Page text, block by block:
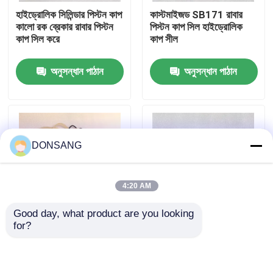
আমাদের সম্পর্কে
কারখানা ভ্রমণ
যোগাযোগ করুন
হাইড্রোলিক রক ব্রেকার
হাইড্রোলিক সিলিন্ডার পিস্টন কাপ
কালো রক ব্রেকার রাবার পিস্টন
কাপ সিল করে
অনুসন্ধান পাঠান
কাস্টমাইজড SB171 রাবার
পিস্টন কাপ সিল হাইড্রোলিক
কাপ সীল
অনুসন্ধান পাঠান
SB171 SOOSAN
DONSANG
4:20 AM
Good day, what product are you looking
for?